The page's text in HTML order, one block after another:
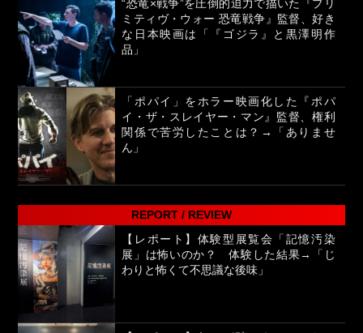
“恐竜×戦争”を圧倒的迫力で描いた『プリ
ミティヴ・ウォー 恐竜戦争』監督、好き
な日本映画は「『ゴジラ』と黒澤明作
品」
「ポパイ」をホラー映画化した『ポパ
イ・ザ・スレイヤー・マン』監督、権利
関係で苦労したことは？→「ありませ
ん」
REPORT / REVIEW
【レポート】体験型展覧会「記憶汚染
展」は怖いのか？ 体験した結果→「じ
わりと怖くて不思議な後味」